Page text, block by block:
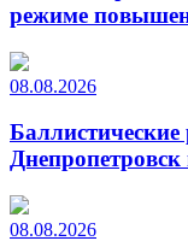
режиме
08.08.2026
08.08.2026